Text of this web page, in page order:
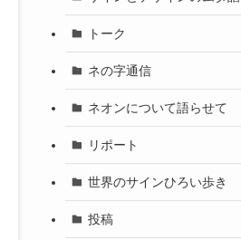
トーク
ネの字通信
ネオンについて語らせて
リポート
世界のサインひろい歩き
投稿